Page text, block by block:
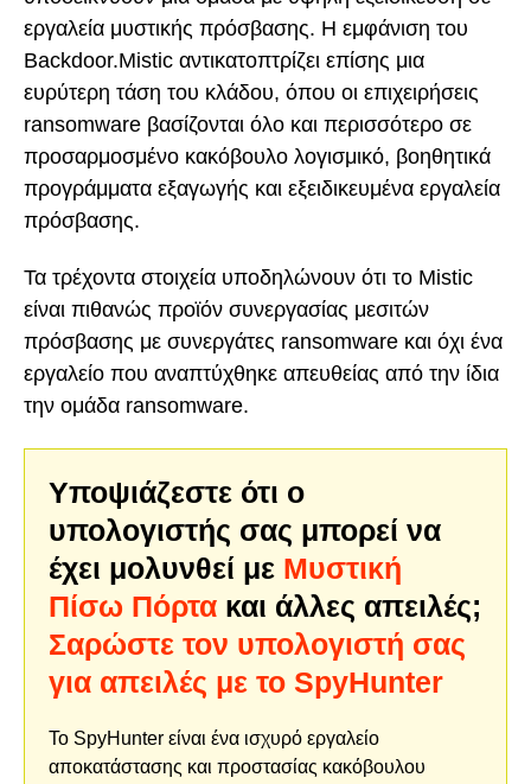
εργαλεία μυστικής πρόσβασης. Η εμφάνιση του
Backdoor.Mistic αντικατοπτρίζει επίσης μια
ευρύτερη τάση του κλάδου, όπου οι επιχειρήσεις
ransomware βασίζονται όλο και περισσότερο σε
προσαρμοσμένο κακόβουλο λογισμικό, βοηθητικά
προγράμματα εξαγωγής και εξειδικευμένα εργαλεία
πρόσβασης.
Τα τρέχοντα στοιχεία υποδηλώνουν ότι το Mistic
είναι πιθανώς προϊόν συνεργασίας μεσιτών
πρόσβασης με συνεργάτες ransomware και όχι ένα
εργαλείο που αναπτύχθηκε απευθείας από την ίδια
την ομάδα ransomware.
Υποψιάζεστε ότι ο
υπολογιστής σας μπορεί να
έχει μολυνθεί με Μυστική
Πίσω Πόρτα και άλλες απειλές;
Σαρώστε τον υπολογιστή σας
για απειλές με το SpyHunter
Το SpyHunter είναι ένα ισχυρό εργαλείο
αποκατάστασης και προστασίας κακόβουλου